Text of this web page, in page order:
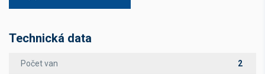
Technická data
Počet van 2